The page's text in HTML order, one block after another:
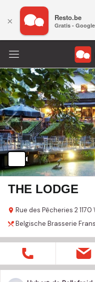
THE LODGE
Rue des Pêcheries 21170
Belgische Brasserie
× Resto.be
Gratis -